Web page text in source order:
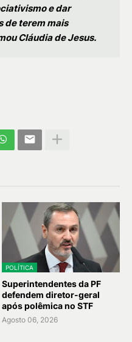
e dar
de terem mais
Cláudia de Jesus.
POLÍTICA
Superintendentes da PF
defendem diretor-geral
após polêmica no STF
Agosto 06, 2026